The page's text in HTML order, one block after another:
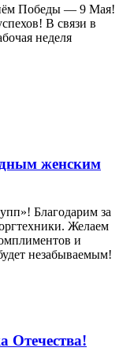
Победы — 9 Мая!
В связи в
неделя
женским
Благодарим за
Желаем
и
незабываемым!
Отечества!